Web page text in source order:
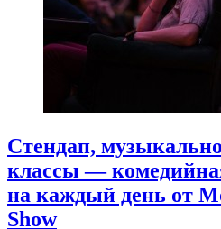
Стендап,
классы —
на каждый день от
Show